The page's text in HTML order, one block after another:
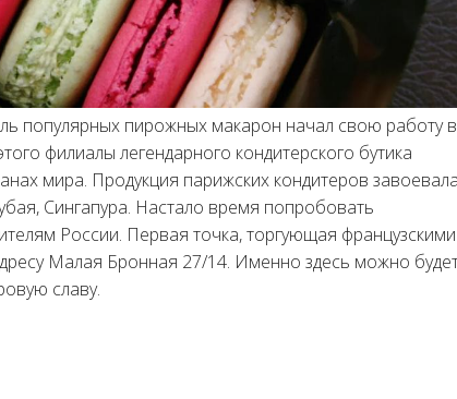
популярных пирожных макарон начал свою работу в
филиалы легендарного кондитерского бутика
мира. Продукция парижских кондитеров
Сингапура. Настало время попробовать
России. Первая точка, торгующая французскими
Малая Бронная 27/14. Именно здесь можно
славу.